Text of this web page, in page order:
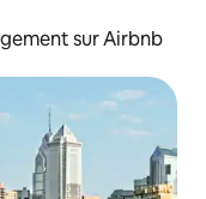
sur Airbnb